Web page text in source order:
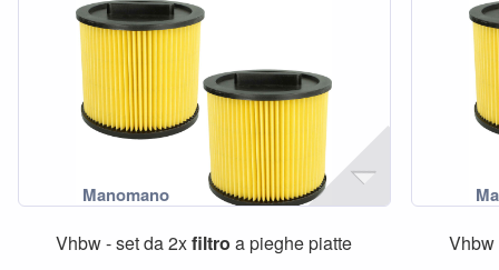
Vhbw - set da 2xfiltro a pieghe piatte